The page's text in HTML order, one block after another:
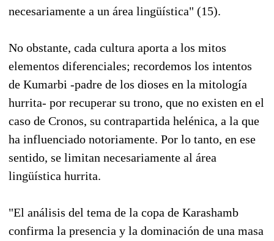
necesariamente a un área lingüística" (15).
No obstante, cada cultura aporta a los mitos
elementos diferenciales; recordemos los intentos
de Kumarbi -padre de los dioses en la mitología
hurrita- por recuperar su trono, que no existen en el
caso de Cronos, su contrapartida helénica, a la que
ha influenciado notoriamente. Por lo tanto, en ese
sentido, se limitan necesariamente al área
lingüística hurrita.
"El análisis del tema de la copa de Karashamb
confirma la presencia y la dominación de una masa